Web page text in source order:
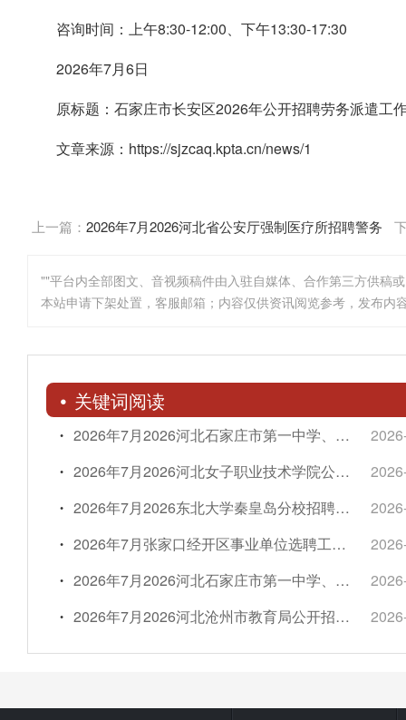
咨询时间：上午8:30-12:00、下午13:30-17:30
2026年7月6日
原标题：石家庄市长安区2026年公开招聘劳务派遣工
文章来源：https://sjzcaq.kpta.cn/news/1
上一篇： 2026年7月2026河北省公安厅强制医疗所招聘警务
""平台内全部图文、音视频稿件由入驻自媒体、合作第三方供稿
本站申请下架处置，客服邮箱；内容仅供资讯阅览参考，发布
关键词阅读
2026年7月2026河北石家庄市第一中学、第二中学、第四十三中学选聘事业单位人员167人简章
2026年7月2026河北女子职业技术学院公开招聘工作人员13名简章
2026年7月2026东北大学秦皇岛分校招聘劳务派遣岗位人员4名简章
2026年7月张家口经开区事业单位选聘工作人员公告
2026年7月2026河北石家庄市第一中学、第二中学、第四十三中学公开选聘事业单位工作人员167名简章
2026年7月2026河北沧州市教育局公开招调教师30名简章